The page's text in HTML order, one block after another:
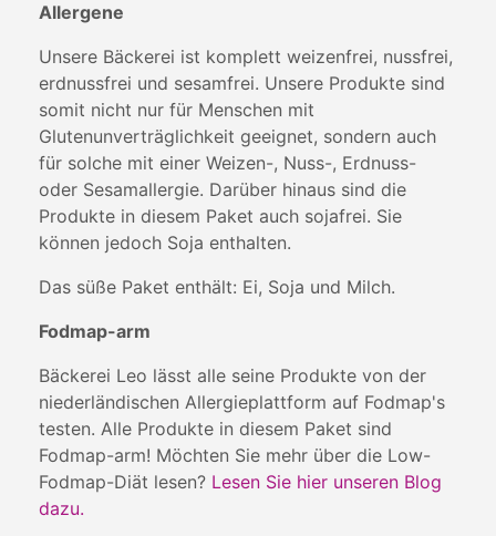
Allergene
Unsere Bäckerei ist komplett weizenfrei, nussfrei,
erdnussfrei und sesamfrei. Unsere Produkte sind
somit nicht nur für Menschen mit
Glutenunverträglichkeit geeignet, sondern auch
für solche mit einer Weizen-, Nuss-, Erdnuss-
oder Sesamallergie. Darüber hinaus sind die
Produkte in diesem Paket auch sojafrei. Sie
können jedoch Soja enthalten.
Das süße Paket enthält: Ei, Soja und Milch.
Fodmap-arm
Bäckerei Leo lässt alle seine Produkte von der
niederländischen Allergieplattform auf Fodmap's
testen. Alle Produkte in diesem Paket sind
Fodmap-arm! Möchten Sie mehr über die Low-
Fodmap-Diät lesen? Lesen Sie hier unseren Blog
dazu.